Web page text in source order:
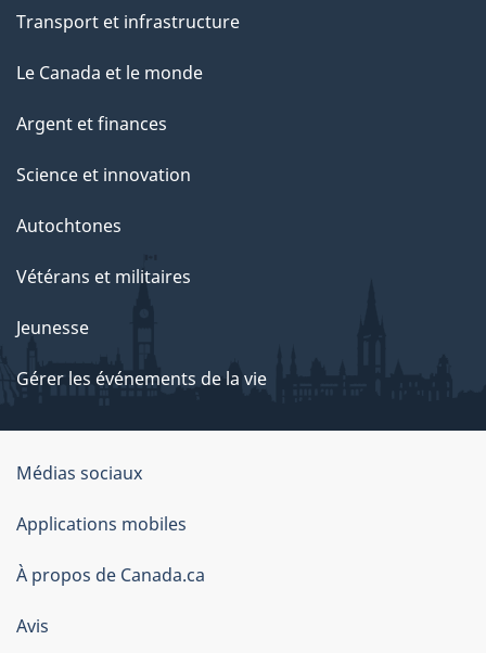
Transport et infrastructure
Le Canada et le monde
Argent et finances
Science et innovation
Autochtones
Vétérans et militaires
Jeunesse
Gérer les événements de la vie
Organisation
du
gouvernement
du
Canada
Médias sociaux
Applications mobiles
À propos de Canada.ca
Avis